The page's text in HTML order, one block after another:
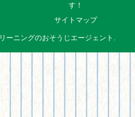
す！
サイトマップ
ーニングのおそうじエージェント.